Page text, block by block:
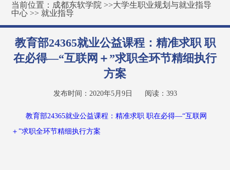
当前位置： 成都东软学院 >>大学生职业规划与就业指导
中心 >> 就业指导
教育部24365就业公益课程：精准求职 职
在必得—“互联网＋”求职全环节精细执行
方案
发布时间：2020年5月9日 阅读： 393
教育部24365就业公益课程：精准求职 职在必得—“互联网
＋”求职全环节精细执行方案